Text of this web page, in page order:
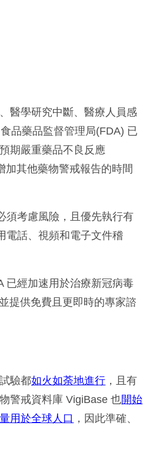
醫學研究中斷、醫療人員感
品藥品監督管理局(FDA) 已
期嚴重藥品不良反應
加其他藥物警戒報告的時間
須考慮風險，且優先執行有
電話、視頻和電子文件稽
已經加速用於治療新冠病毒
提供免費且更即時的專家諮
驗都如火如荼地進行 ，且有
警戒資料庫 VigiBase 也開始
用於全球人口 ，因此準確、